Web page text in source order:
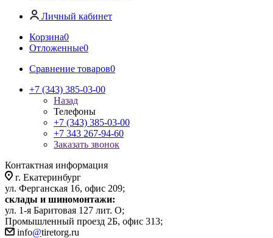
Личный кабинет
Корзина0
Отложенные0
Сравнение товаров0
+7 (343) 385-03-00
Назад
Телефоны
+7 (343) 385-03-00
+7 343 267-94-60
Заказать звонок
Контактная информация
г. Екатеринбург
ул. Ферганская 16, офис 209;
склады и шиномонтажи:
ул. 1-я Баритовая 127 лит. О;
Промышленный проезд 2Б, офис 313;
info@tiretorg.ru